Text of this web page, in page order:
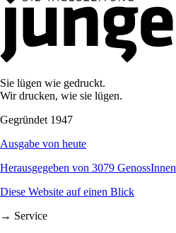
Sie lügen wie gedruckt.
Wir drucken, wie sie lügen.
Gegründet 1947
Ausgabe von heute
Herausgegeben von 3079 GenossInnen
Diese Website auf einen Blick
→ Service